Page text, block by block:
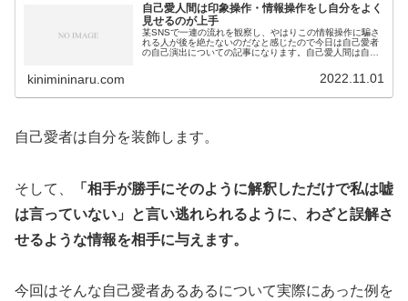
自己愛人間は印象操作・情報操作をし自分をよく
見せるのが上手
某SNSで一連の流れを観察し、やはりこの情報操作に騙さ
れる人が後を絶たないのだなと感じたので今日は自己愛者
の自己演出についての記事になります。自己愛人間は自己
kinimininaru.com 2022.11.01
自己愛者は自分を装飾します。
そして、
「相手が勝手にそのように解釈しただけで私は嘘
は言っていない」と言い逃れられるように、わざと誤解さ
せるような情報を相手に与えます。
今回はそんな自己愛者あるあるについて実際にあった例を